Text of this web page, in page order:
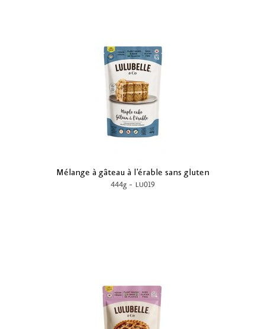
Mélange à gâteau à l'érable sans gluten
444g- LU019